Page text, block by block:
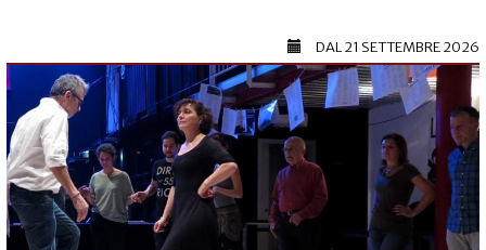
DAL21 SETTEMBRE 2026